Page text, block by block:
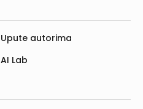
Upute autorima
AI Lab